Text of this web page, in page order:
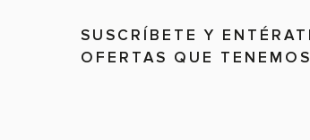
SUSCRÍBETE Y
OFERTAS QUE